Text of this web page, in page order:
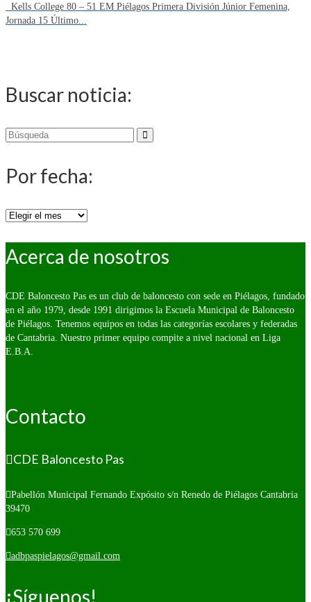
Kells College 80 – 51 EM Piélagos Primera División Júnior Femenina,
Jornada 15 Último...
Buscar noticia:
Buscar
Por fecha:
Por
Acerca de nosotros
CDE Baloncesto Pas es un club de baloncesto con sede en Piélagos, fundado
en el año 1979, desde 1991 dirigimos la Escuela Municipal de Baloncesto
de Piélagos. Tenemos equipos en todas las categorías escolares y federadas
de Cantabria. Nuestro primer equipo compite a nivel nacional en Liga
E.B.A.
Contacto
CDE Baloncesto Pas
Pabellón Municipal Fernando Expósito s/n Renedo de Piélagos Cantabria
39470
653 570 699
adbpaspielagos@gmail.com
¡Síguenos!